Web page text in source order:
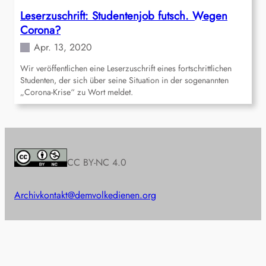
Leserzuschrift: Studentenjob futsch. Wegen
Corona?
Apr. 13, 2020
Wir veröffentlichen eine Leserzuschrift eines fortschrittlichen
Studenten, der sich über seine Situation in der sogenannten
„Corona-Krise“ zu Wort meldet.
CC BY-NC 4.0
Archivkontakt@demvolkedienen.org